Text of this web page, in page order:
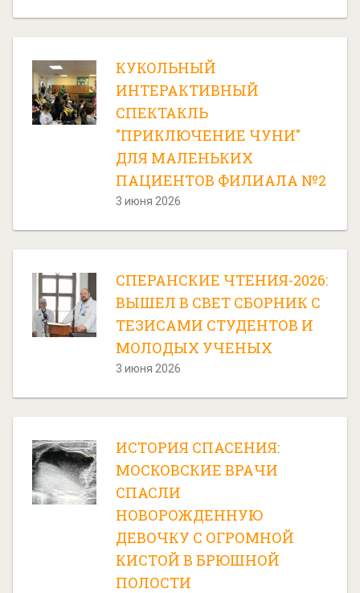
КУКОЛЬНЫЙ
ИНТЕРАКТИВНЫЙ
СПЕКТАКЛЬ
"ПРИКЛЮЧЕНИЕ ЧУНИ"
ДЛЯ МАЛЕНЬКИХ
ПАЦИЕНТОВ ФИЛИАЛА №2
3 июня 2026
СПЕРАНСКИЕ ЧТЕНИЯ-2026:
ВЫШЕЛ В СВЕТ СБОРНИК С
ТЕЗИСАМИ СТУДЕНТОВ И
МОЛОДЫХ УЧЕНЫХ
3 июня 2026
ИСТОРИЯ СПАСЕНИЯ:
МОСКОВСКИЕ ВРАЧИ
СПАСЛИ
НОВОРОЖДЕННУЮ
ДЕВОЧКУ С ОГРОМНОЙ
КИСТОЙ В БРЮШНОЙ
ПОЛОСТИ